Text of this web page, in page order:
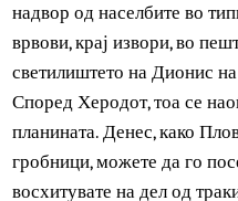
утврдени градови.
Филип“, бил еден од овие
современиот бугарски
Кон крајот на IV век п.н.е.
тракиски кралски град.
откриени при изградбата